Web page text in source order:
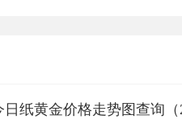
纸黄金价格走势图查询（